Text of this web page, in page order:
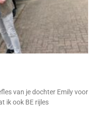
van je dochter Emily voor
ik ook BE rijles